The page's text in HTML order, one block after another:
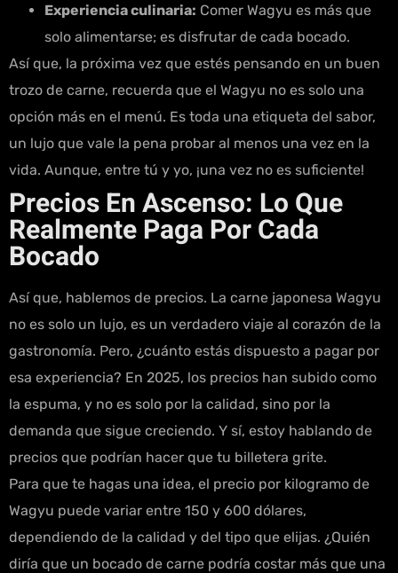
Experiencia culinaria: Comer Wagyu es más que
solo alimentarse; es disfrutar de cada bocado.
Así que, la próxima vez que estés pensando en un buen
trozo de carne, recuerda que el Wagyu no es solo una
opción más en el menú. Es toda una etiqueta del sabor,
un lujo que vale la pena probar al menos una vez en la
vida. Aunque, entre tú y yo, ¡una vez no es suficiente!
Precios En Ascenso: Lo Que
Realmente Paga Por Cada
Bocado
Así que, hablemos de precios. La carne japonesa Wagyu
no es solo un lujo, es un verdadero viaje al corazón de la
gastronomía. Pero, ¿cuánto estás dispuesto a pagar por
esa experiencia? En 2025, los precios han subido como
la espuma, y no es solo por la calidad, sino por la
demanda que sigue creciendo. Y sí, estoy hablando de
precios que podrían hacer que tu billetera grite.
Para que te hagas una idea, el precio por kilogramo de
Wagyu puede variar entre 150 y 600 dólares,
dependiendo de la calidad y del tipo que elijas. ¿Quién
diría que un bocado de carne podría costar más que una